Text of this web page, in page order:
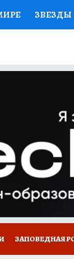
ЗВЕЗДЫ
ЖЕНСКИЕ
ЗАПОВЕДНАЯ